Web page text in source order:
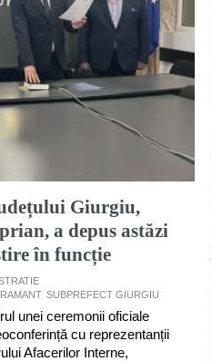
Giurgiu,
a depus astăzi
în funcție
, SUBPREFECT GIURGIU
unei ceremonii oficiale
cu reprezentanții
Afacerilor Interne,